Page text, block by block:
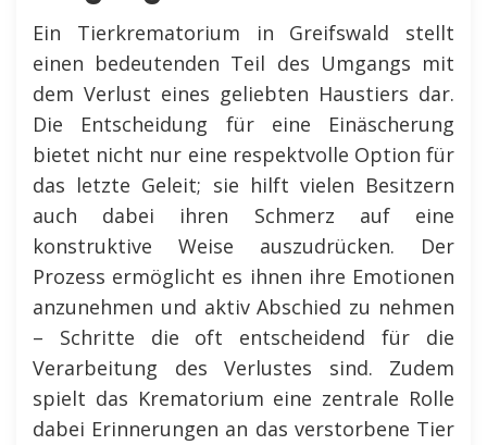
Ein Tierkrematorium in Greifswald stellt
einen bedeutenden Teil des Umgangs mit
dem Verlust eines geliebten Haustiers dar.
Die Entscheidung für eine Einäscherung
bietet nicht nur eine respektvolle Option für
das letzte Geleit; sie hilft vielen Besitzern
auch dabei ihren Schmerz auf eine
konstruktive Weise auszudrücken. Der
Prozess ermöglicht es ihnen ihre Emotionen
anzunehmen und aktiv Abschied zu nehmen
– Schritte die oft entscheidend für die
Verarbeitung des Verlustes sind. Zudem
spielt das Krematorium eine zentrale Rolle
dabei Erinnerungen an das verstorbene Tier